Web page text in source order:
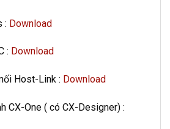
: Download
: Download
Host-Link : Download
CX-One ( có CX-Designer) :